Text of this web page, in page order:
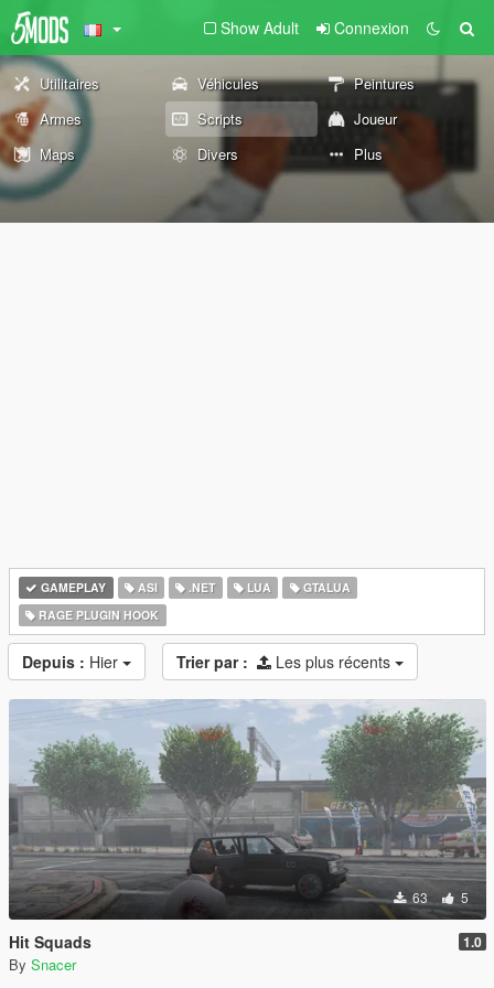
Show Adult Connexion
Utilitaires Véhicules
Peintures
Armes
Scripts
Joueur
Maps
Divers Plus
GAMEPLAY ASI .NET LUA
GTALUA
RAGE PLUGIN HOOK
Depuis : Hier Trier par : Les plus récents
63 5
Hit Squads 1.0
By Snacer